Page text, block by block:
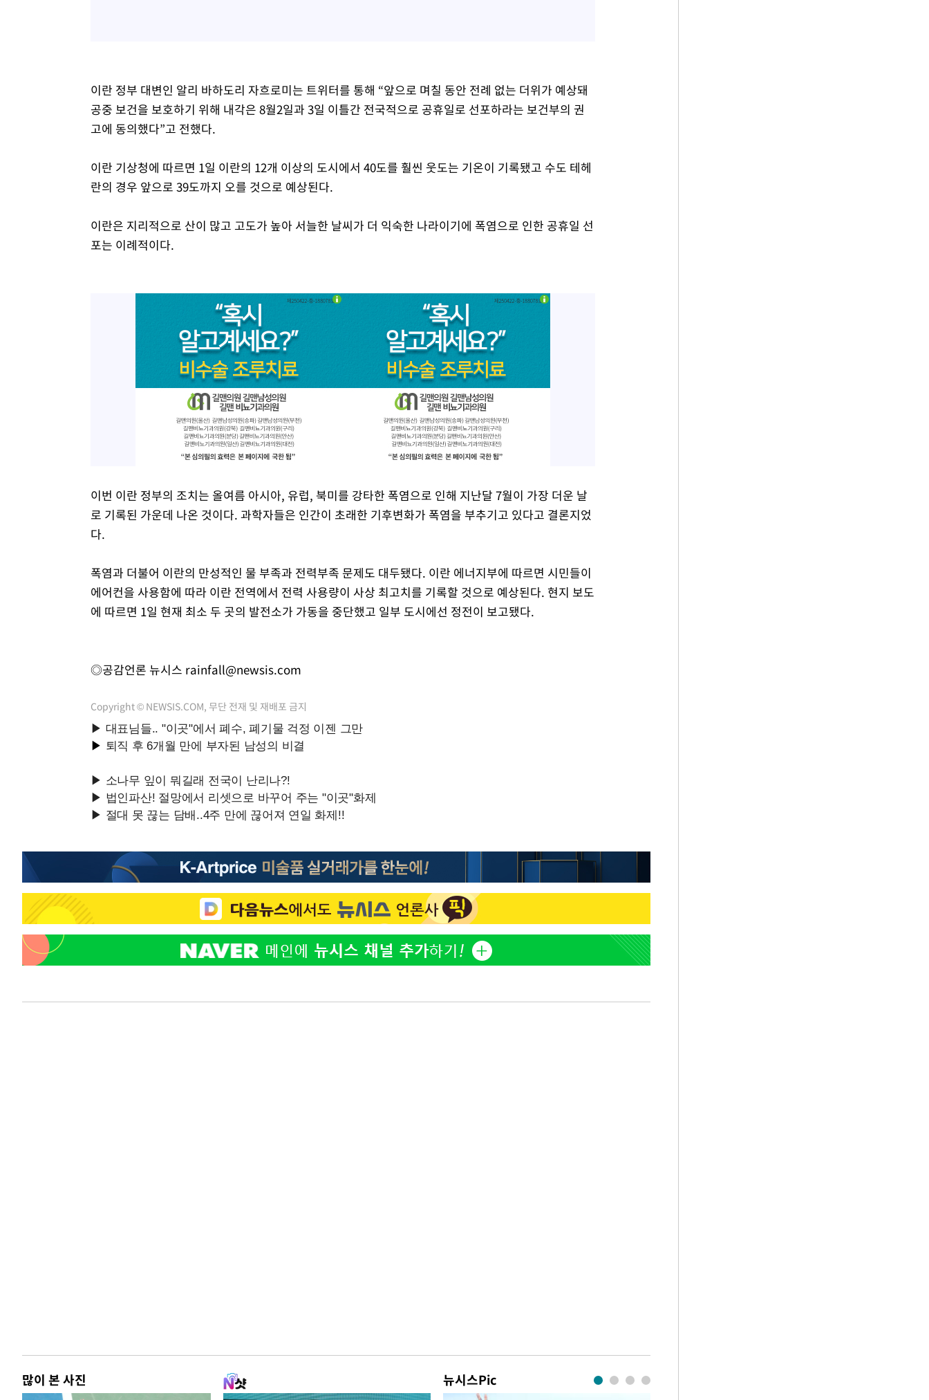
이란 정부 대변인 알리 바하도리 자흐로미는 트위터를 통해 “앞으로 며칠 동안 전례 없는 더위가 예상돼
공중 보건을 보호하기 위해 내각은 8월2일과 3일 이틀간 전국적으로 공휴일로 선포하라는 보건부의 권
고에 동의했다”고 전했다.
이란 기상청에 따르면 1일 이란의 12개 이상의 도시에서 40도를 훨씬 웃도는 기온이 기록됐고 수도 테헤
란의 경우 앞으로 39도까지 오를 것으로 예상된다.
이란은 지리적으로 산이 많고 고도가 높아 서늘한 날씨가 더 익숙한 나라이기에 폭염으로 인한 공휴일 선
포는 이례적이다.
이번 이란 정부의 조치는 올여름 아시아, 유럽, 북미를 강타한 폭염으로 인해 지난달 7월이 가장 더운 날
로 기록된 가운데 나온 것이다. 과학자들은 인간이 초래한 기후변화가 폭염을 부추기고 있다고 결론지었
다.
폭염과 더불어 이란의 만성적인 물 부족과 전력부족 문제도 대두됐다. 이란 에너지부에 따르면 시민들이
에어컨을 사용함에 따라 이란 전역에서 전력 사용량이 사상 최고치를 기록할 것으로 예상된다. 현지 보도
에 따르면 1일 현재 최소 두 곳의 발전소가 가동을 중단했고 일부 도시에선 정전이 보고됐다.
◎공감언론 뉴시스 rainfall@newsis.com
Copyright © NEWSIS.COM, 무단 전재 및 재배포 금지
많이 본 사진 뉴시스Pic